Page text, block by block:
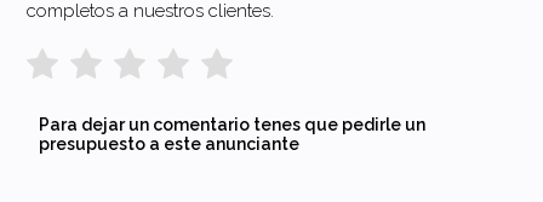
completos a nuestros clientes.
Para dejar un comentario tenes que pedirle un
presupuesto a este anunciante